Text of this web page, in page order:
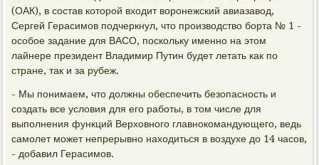
(ОАК), в состав которой входит воронежский авиазавод,
Сергей Герасимов подчеркнул, что производство борта № 1 -
особое задание для ВАСО, поскольку именно на этом
лайнере президент Владимир Путин будет летать как по
стране, так и за рубеж.
- Мы понимаем, что должны обеспечить безопасность и
создать все условия для его работы, в том числе для
выполнения функций Верховного главнокомандующего, ведь
самолет может непрерывно находиться в воздухе до 14 часов,
- добавил Герасимов.